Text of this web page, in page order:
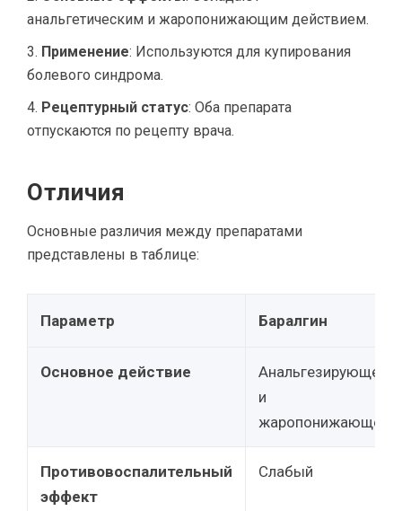
анальгетическим и жаропонижающим действием.
Применение: Используются для купирования
болевого синдрома.
Рецептурный статус: Оба препарата
отпускаются по рецепту врача.
Отличия
Основные различия между препаратами
представлены в таблице:
Параметр Баралгин
Основное действие
Анальгезирующее
и
жаропонижающее
Противовоспалительный
эффект
Слабый